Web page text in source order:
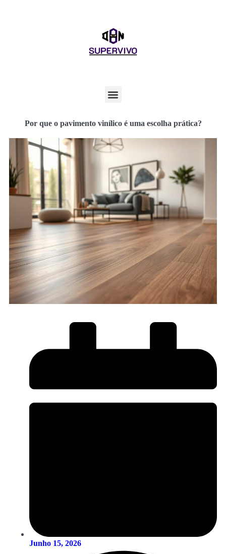
Por que o pavimento vinílico é uma escolha prática?
Junho 15, 2026